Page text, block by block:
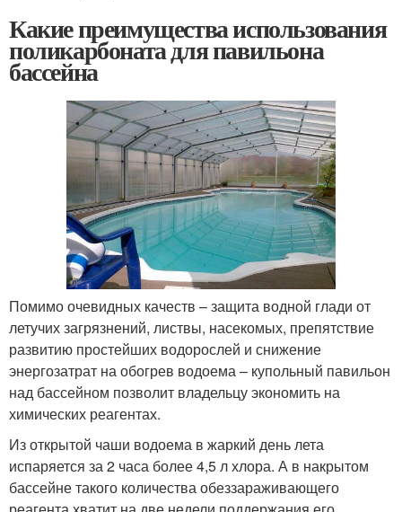
Какие преимущества использования
поликарбоната для павильона
бассейна
Помимо очевидных качеств – защита водной глади от
летучих загрязнений, листвы, насекомых, препятствие
развитию простейших водорослей и снижение
энергозатрат на обогрев водоема – купольный павильон
над бассейном позволит владельцу экономить на
химических реагентах.
Из открытой чаши водоема в жаркий день лета
испаряется за 2 часа более 4,5 л хлора. А в накрытом
бассейне такого количества обеззараживающего